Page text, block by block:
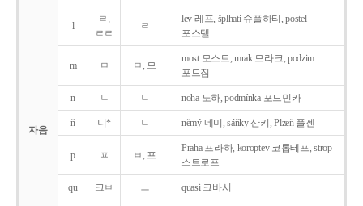
자음
l
ㄹ,
ㄹㄹ
ㄹ
lev 레프, šplhati 슈플하티, postel
포스텔
m ㅁ ㅁ, 므
most 모스트, mrak 므라크, podzim
포드짐
n ㄴ ㄴ noha 노하, podmínka 포드민카
ň 니* ㄴ němý 네미, sáňky 산키, Plzeň 플젠
p ㅍ ㅂ, 프
Praha 프라하, koroptev 코롭테프, strop
스트로프
qu 크ㅂ ㅡ quasi 크바시